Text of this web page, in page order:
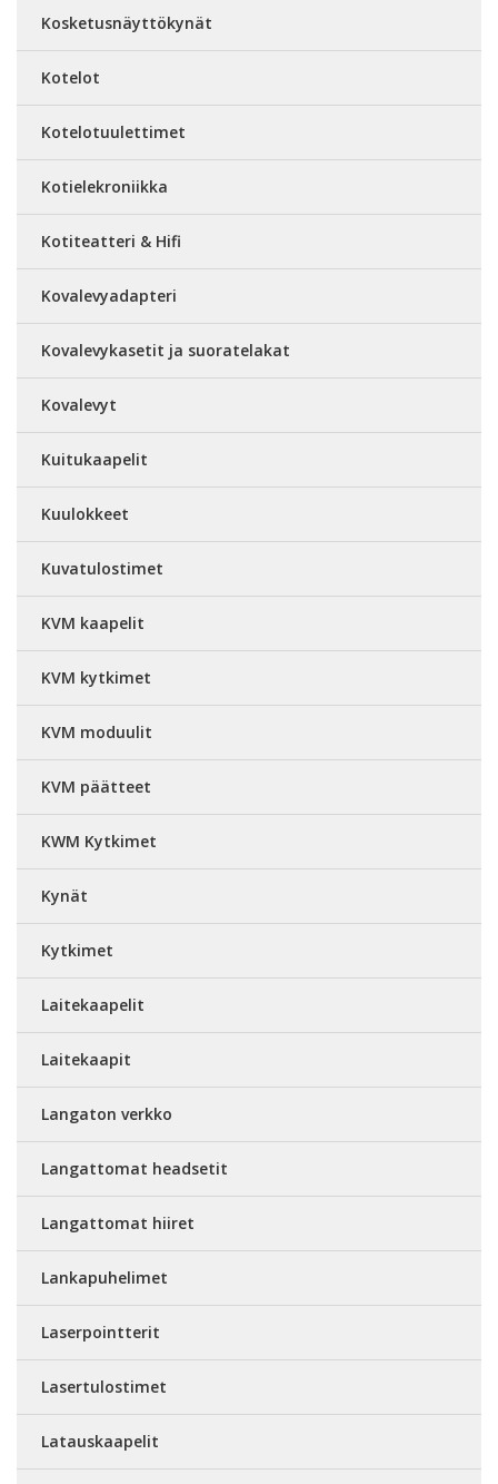
Kosketusnäyttökynät
Kotelot
Kotelotuulettimet
Kotielekroniikka
Kotiteatteri & Hifi
Kovalevyadapteri
Kovalevykasetit ja suoratelakat
Kovalevyt
Kuitukaapelit
Kuulokkeet
Kuvatulostimet
KVM kaapelit
KVM kytkimet
KVM moduulit
KVM päätteet
KWM Kytkimet
Kynät
Kytkimet
Laitekaapelit
Laitekaapit
Langaton verkko
Langattomat headsetit
Langattomat hiiret
Lankapuhelimet
Laserpointterit
Lasertulostimet
Latauskaapelit